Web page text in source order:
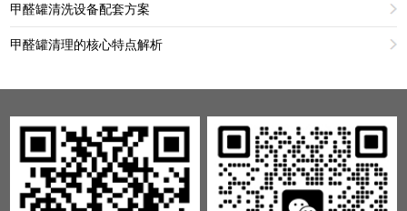
甲醛罐清洗设备配套方案
甲醛罐清理的核心特点解析